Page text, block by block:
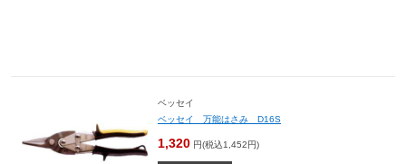
ベッセイ
ベッセイ 万能はさみ D16S
1,320 円(税込1,452円)